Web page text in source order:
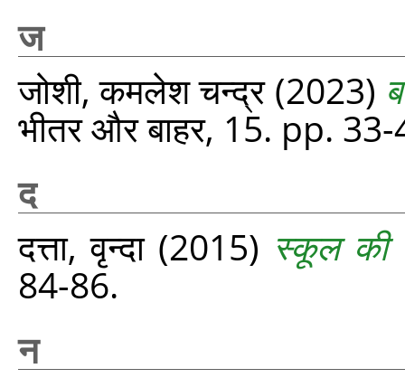
ज
जोशी, कमलेश चन्द्र(2023)
भीतर और बाहर, 15. pp.
द
दत्ता, वृन्दा(2015) स्कूल की
84-86.
न